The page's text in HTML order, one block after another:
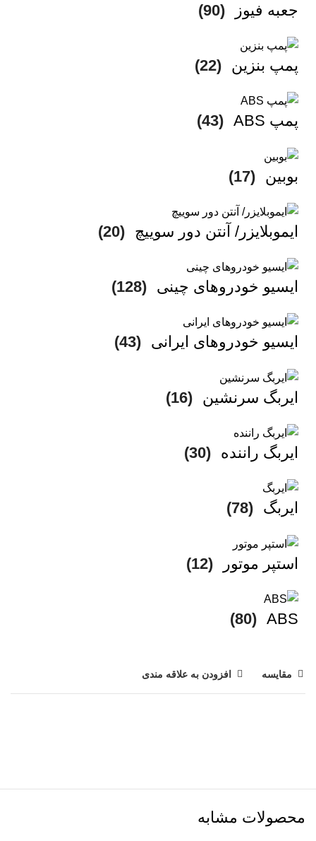
جعبه فیوز (90)
پمپ بنزین (22)
پمپ ABS (43)
بوبین (17)
ایموبلایزر/ آنتن دور سوییچ (20)
ایسیو خودروهای چینی (128)
ایسیو خودروهای ایرانی (43)
ایربگ سرنشین (16)
ایربگ راننده (30)
ایربگ (78)
استپر موتور (12)
ABS
(80)
مقایسه افزودن به علاقه مندی
محصولات مشابه